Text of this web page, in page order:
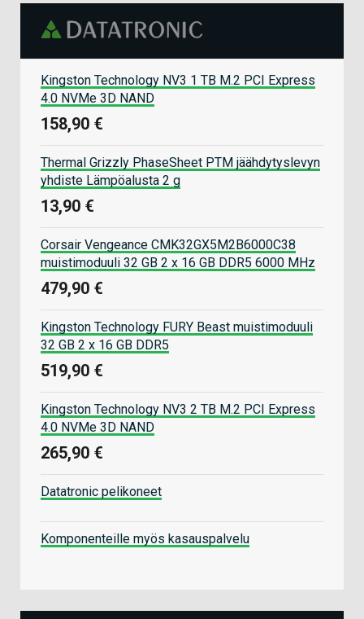
Kingston Technology NV3 1 TB M.2 PCI Express
4.0 NVMe 3D NAND
158,90 €
Thermal Grizzly PhaseSheet PTM jäähdytyslevyn
yhdiste Lämpöalusta 2 g
13,90 €
Corsair Vengeance CMK32GX5M2B6000C38
muistimoduuli 32 GB 2 x 16 GB DDR5 6000 MHz
479,90 €
Kingston Technology FURY Beast muistimoduuli
32 GB 2 x 16 GB DDR5
519,90 €
Kingston Technology NV3 2 TB M.2 PCI Express
4.0 NVMe 3D NAND
265,90 €
Datatronic pelikoneet
Komponenteille myös kasauspalvelu